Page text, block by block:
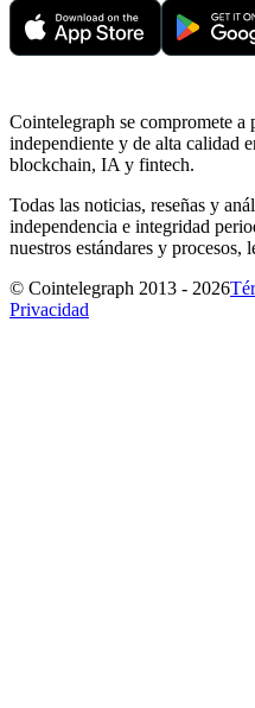
Cointelegraph se compromete
independiente y de alta calidad
blockchain, IA y fintech.
Todas las noticias, reseñas y
independencia e integridad
nuestros estándares y procesos,
© Cointelegraph 2013 - 2026
Privacidad